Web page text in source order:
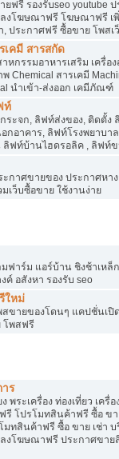
ฟรี รองรับseo youtube
งโฆษณาฟรี โฆษณาฟรี เพิ่
ประกาศฟรี ซื้อขาย โพสเ
คมี สารสกัด
กรรมอาหารเสริม เครื่อ
Chemical สารเคมี
นำเข้า-ส่งออก เคมีภัณฑ์
ท์
ะจก, ลิฟท์ส่งของ, ติดตั้ง
อาคาร, ลิฟท์โรงพยาบา
ฟท์บ้านไฮดรอลิค , ลิฟท์
กาศขายของ ประกาศหา
เว็บซื้อขาย ใช้งานง่าย
าร์ม แอร์บ้าน ชิงช้าเหล็
ค์ อสังหา รองรับ seo
ใหม่
สขายของโดนๆ แคปชั่นเ
โพสฟรี
ร
ระเครื่อง ท่องเที่ยว เครื่อ
โปรโมทสินค้าฟรี ซื้อ ขา
ทสินค้าฟรี ซื้อ ขาย เช่า
ลงโฆษณาฟรี ประกาศขา